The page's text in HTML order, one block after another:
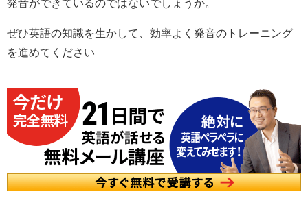
ぜひ英語の知識を生かして、効率よく発音のトレーニング
を進めてください